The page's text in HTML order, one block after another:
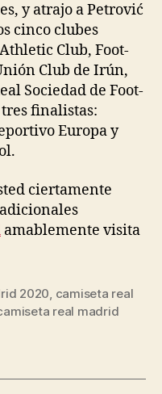
y atrajo a Petrović
cinco clubes
Club, Foot-
Club de Irún,
Sociedad de Foot-
finalistas:
Europa y
ciertamente
amablemente visita
2020 camiseta real
real madrid